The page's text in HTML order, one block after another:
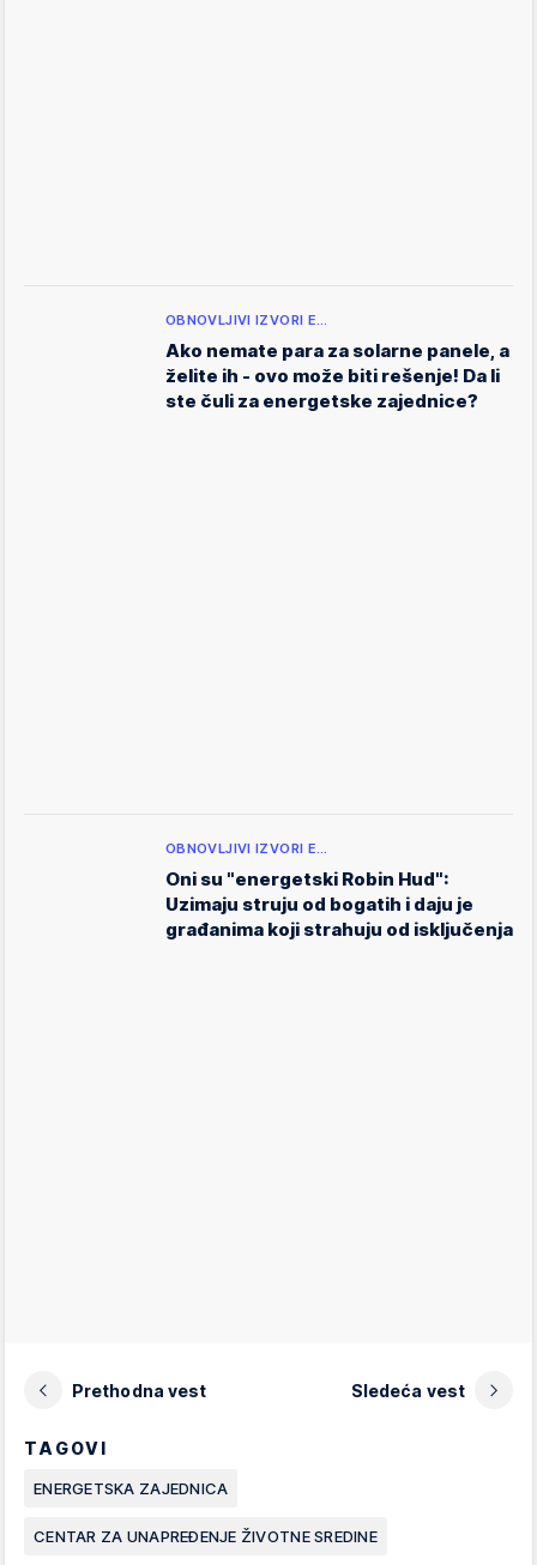
OBNOVLJIVI IZVORI E…
Ako nemate para za solarne panele, a
želite ih - ovo može biti rešenje! Da li
ste čuli za energetske zajednice?
OBNOVLJIVI IZVORI E…
Oni su "energetski Robin Hud":
Uzimaju struju od bogatih i daju je
građanima koji strahuju od isključenja
Prethodna vest Sledeća vest
TAGOVI
ENERGETSKA ZAJEDNICA
CENTAR ZA UNAPREĐENJE ŽIVOTNE SREDINE